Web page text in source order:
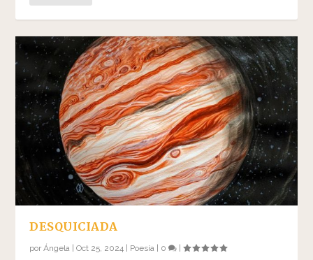
DESQUICIADA
porÁngela |Oct 25, 2024 Poesía 0 |